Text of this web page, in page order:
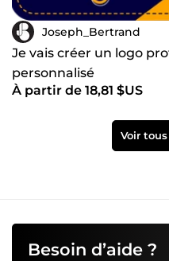
Joseph_Bertrand
Je vais créer un logo
personnalisé
À partir de 18,81 $US
Voir
Besoin d’aide ?